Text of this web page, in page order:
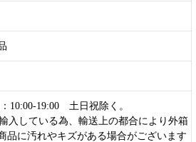
10:00-19:00 土日祝除く。
入している為、輸送上の都合により外箱
品に汚れやキズがある場合がございます